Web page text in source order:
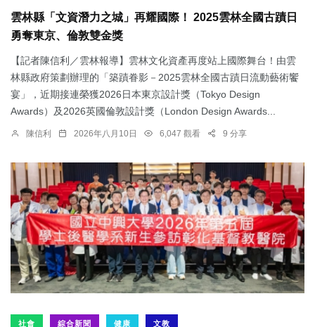
雲林縣「文資潛力之城」再耀國際！ 2025雲林全國古蹟日
勇奪東京、倫敦雙金獎
【記者陳信利／雲林報導】雲林文化資產再度站上國際舞台！由雲
林縣政府策劃辦理的「築蹟眷影－2025雲林全國古蹟日流動藝術饗
宴」，近期接連榮獲2026日本東京設計獎（Tokyo Design
Awards）及2026英國倫敦設計獎（London Design Awards...
陳信利 2026年八月10日 6,047 觀看 9 分享
社會 綜合新聞 健康 文教